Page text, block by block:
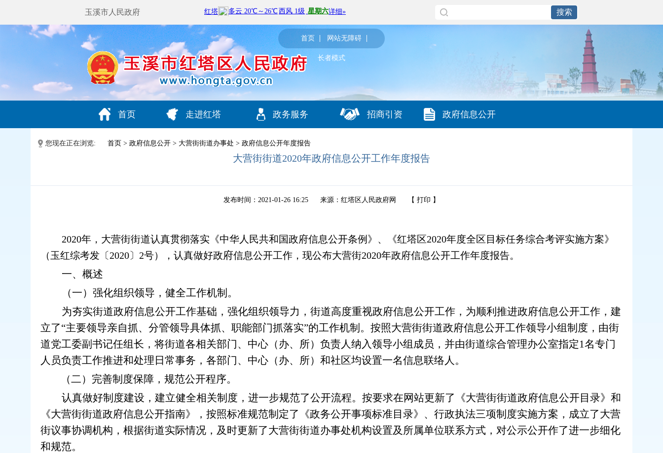
玉溪市人民政府
首页 网站无障碍
长者模式
首页 走进红塔 政务服务 招商引资 政府信息公开
您现在正在浏览: 首页 > 政府信息公开 > 大营街街道办事处 > 政府信息公开年度报告
大营街街道2020年政府信息公开工作年度报告
发布时间：2021-01-26 16:25 来源：红塔区人民政府网 【 打印 】
2020年，大营街街道认真贯彻落实《中华人民共和国政府信息公开条例》、《红塔区2020年度全区目标任务综合考评实施方案》
（玉红综考发〔2020〕2号），认真做好政府信息公开工作，现公布大营街2020年政府信息公开工作年度报告。
一、概述
（一）强化组织领导，健全工作机制。
为夯实街道政府信息公开工作基础，强化组织领导力，街道高度重视政府信息公开工作，为顺利推进政府信息公开工作，建
立了“主要领导亲自抓、分管领导具体抓、职能部门抓落实”的工作机制。按照大营街街道政府信息公开工作领导小组制度，由街
道党工委副书记任组长，将街道各相关部门、中心（办、所）负责人纳入领导小组成员，并由街道综合管理办公室指定1名专门
人员负责工作推进和处理日常事务，各部门、中心（办、所）和社区均设置一名信息联络人。
（二）完善制度保障，规范公开程序。
认真做好制度建设，建立健全相关制度，进一步规范了公开流程。按要求在网站更新了《大营街街道政府信息公开目录》和
《大营街街道政府信息公开指南》，按照标准规范制定了《政务公开事项标准目录》、行政执法三项制度实施方案，成立了大营
街议事协调机构，根据街道实际情况，及时更新了大营街街道办事处机构设置及所属单位联系方式，对公示公开作了进一步细化
和规范。